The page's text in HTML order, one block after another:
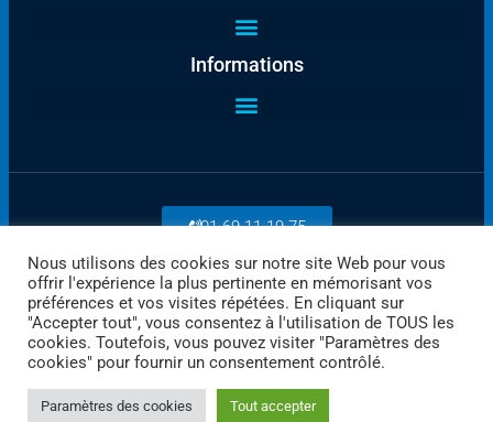
Informations
01 69 11 19 75
Payez en ligne
Nous utilisons des cookies sur notre site Web pour vous
offrir l'expérience la plus pertinente en mémorisant vos
préférences et vos visites répétées. En cliquant sur
"Accepter tout", vous consentez à l'utilisation de TOUS les
cookies. Toutefois, vous pouvez visiter "Paramètres des
cookies" pour fournir un consentement contrôlé.
Paramètres des cookies Tout accepter